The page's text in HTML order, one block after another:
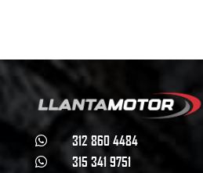
 312 860 4484
 315 341 9751